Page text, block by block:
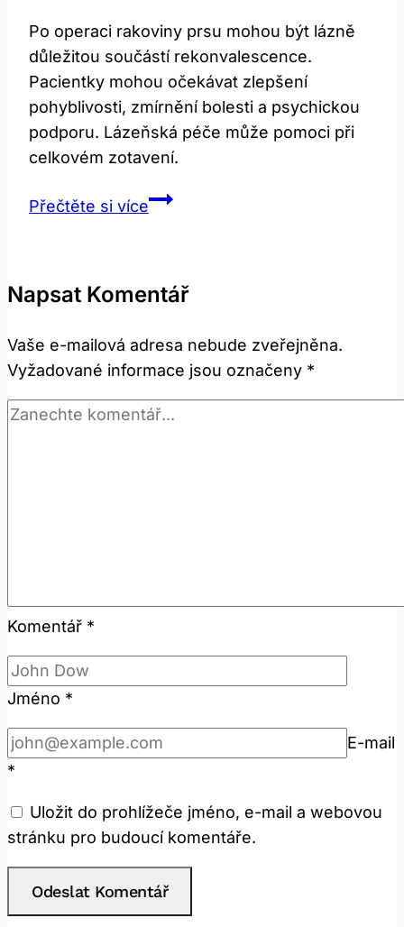
Po operaci rakoviny prsu mohou být lázně
důležitou součástí rekonvalescence.
Pacientky mohou očekávat zlepšení
pohyblivosti, zmírnění bolesti a psychickou
podporu. Lázeňská péče může pomoci při
celkovém zotavení.
Přečtěte si víceLázně
prsu:
očekávat?
Napsat Komentář
Vaše e-mailová adresa nebude zveřejněna.
Vyžadované informace jsou označeny *
Komentář *
Jméno *
E-mail
*
Uložit do prohlížeče jméno, e-mail a webovou
stránku pro budoucí komentáře.